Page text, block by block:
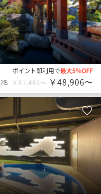
ポイント即利用で最大5％OFF
2名 ￥51,480〜 ￥48,906〜